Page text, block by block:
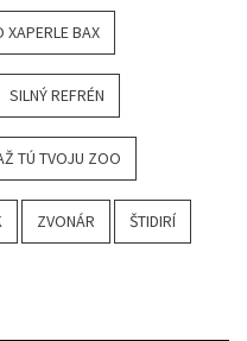
XAPERLE BAX
SILNÝ REFRÉN
TÚ TVOJU ZOO
ZVONÁR ŠTIDIRÍ